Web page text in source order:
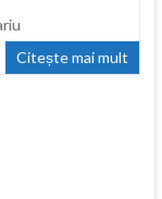
Citește mai mult